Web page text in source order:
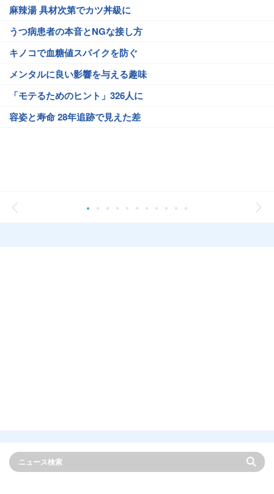
麻辣湯 具材次第でカツ丼級に
うつ病患者の本音とNGな接し方
キノコで血糖値スパイクを防ぐ
メンタルに良い影響を与える趣味
「モテるためのヒント」326人に
容姿と寿命 28年追跡で見えた差